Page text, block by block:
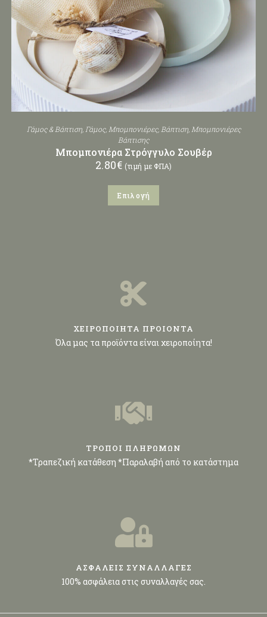
Γάμος & Βάπτιση, Γάμος, Μπομπονιέρες, Βάπτιση, Μπομπονιέρες
Βάπτισης
Μπομπονιέρα Στρόγγυλο Σουβέρ
2.80€ (τιμή με ΦΠΑ)
Επιλογή
ΧΕΙΡΟΠΟΙΗΤΑ ΠΡΟΙΟΝΤΑ
Όλα μας τα προϊόντα είναι χειροποίητα!
ΤΡΟΠΟΙ ΠΛΗΡΩΜΩΝ
*Τραπεζική κατάθεση *Παραλαβή από το κατάστημα
ΑΣΦΑΛΕΙΣ ΣΥΝΑΛΛΑΓΕΣ
100% ασφάλεια στις συναλλαγές σας.